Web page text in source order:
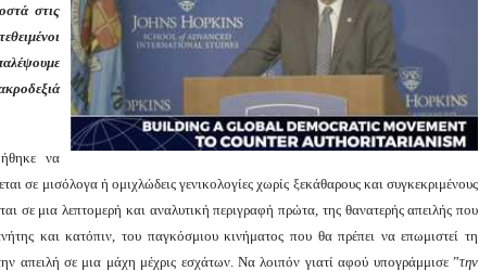
στις
να
σε μισόλογα ή ομιχλώδεις γενικολογίες χωρίς ξεκάθαρους και συγκεκριμένους
σε μια λεπτομερή και αναλυτική περιγραφή πρώτα, της θανατερής απειλής που
και κατόπιν, του παγκόσμιου κινήματος που θα πρέπει να επωμιστεί τη
απειλή σε μια μάχη μέχρις εσχάτων. Να λοιπόν γιατί αφού υπογράμμισε ”την